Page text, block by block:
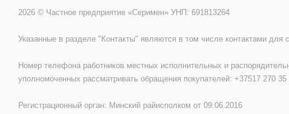
2026 © Частное предприятие «Серимен» УНП: 691813264
Указанные в разделе "Контакты" являются в том числе контактами
Номер телефона работников местных исполнительных и
уполномоченных рассматривать обращения покупателей: +37517 270 35
Регистрационный орган: Минский райисполком от 09.06.2016